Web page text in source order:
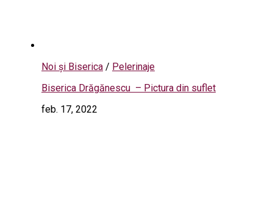
Noi și Biserica / Pelerinaje
Biserica Drăgănescu – Pictura din suflet
feb. 17, 2022